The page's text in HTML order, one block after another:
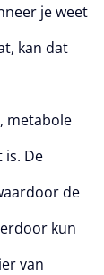
je weet
kan dat
metabole
is. De
de
kun
van